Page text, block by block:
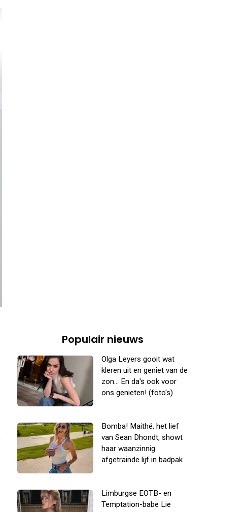
Populair nieuws
Olga Leyers gooit wat
kleren uit en geniet van de
zon... En da's ook voor
ons genieten! (foto's)
Bomba! Maithé, het lief
van Sean Dhondt, showt
haar waanzinnig
afgetrainde lijf in badpak
Limburgse EOTB- en
Temptation-babe Lie